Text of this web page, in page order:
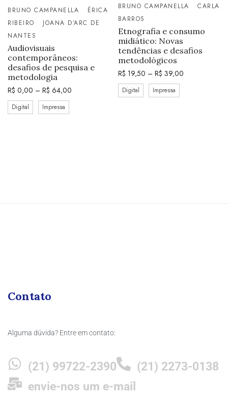
BRUNO CAMPANELLA
ÉRICA
RIBEIRO
JOANA D’ARC DE
NANTES
Audiovisuais
contemporâneos:
desafios de pesquisa e
metodologia
R$ 0,00 – R$ 64,00
Digital Impressa
BRUNO CAMPANELLA
CARLA
BARROS
Etnografia e consumo
midiático: Novas
tendências e desafios
metodológicos
R$ 19,50 – R$ 39,00
Digital Impressa
Contato
Alguma dúvida? Entre em contato:
(21) 99722-2390
(21) 2273-0138
envie-nos um e-mail